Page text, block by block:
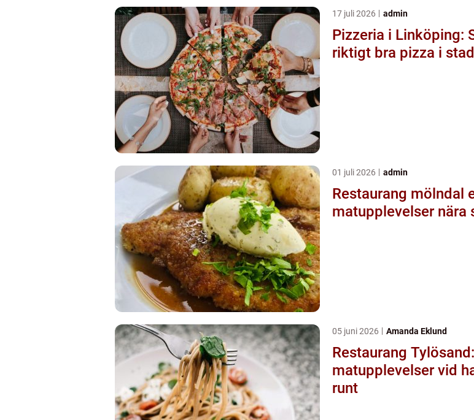
17 juli 2026 admin
Pizzeria i Linköping:
riktigt bra pizza i
01 juli 2026 admin
Restaurang mölndal en guide till
matupplevelser nära
05 juni 2026 Amanda Eklund
Restaurang Tylösand:
matupplevelser vid
runt